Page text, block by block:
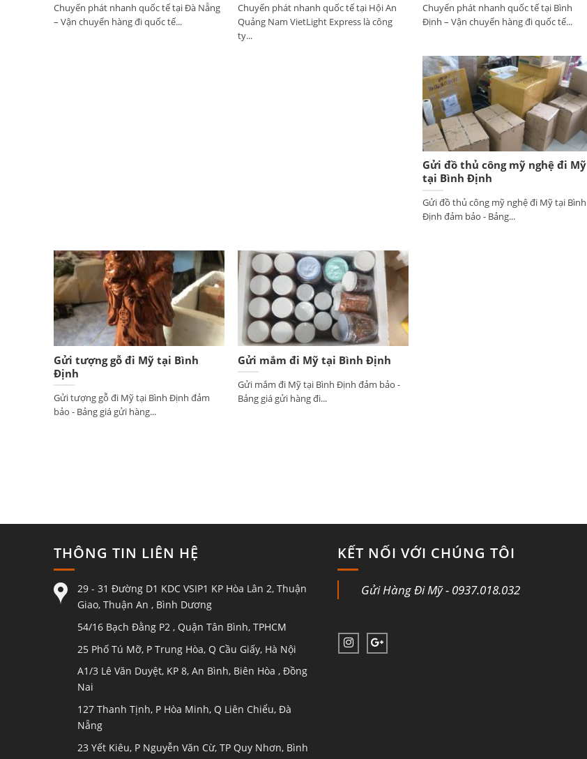
Chuyển phát nhanh quốc tế tại Đà Nẵng
– Vận chuyển hàng đi quốc tế...
Chuyển phát nhanh quốc tế tại Hội An
Quảng Nam VietLight Express là công
ty...
Chuyển phát nhanh quốc tế tại Bình
Định – Vận chuyển hàng đi quốc tế...
Gửi đồ thủ công mỹ nghệ đi Mỹ
tại Bình Định
Gửi đồ thủ công mỹ nghệ đi Mỹ tại Bình
Định đảm bảo - Bảng...
Gửi tượng gỗ đi Mỹ tại Bình
Định
Gửi tượng gỗ đi Mỹ tại Bình Định đảm
bảo - Bảng giá gửi hàng...
Gửi mắm đi Mỹ tại Bình Định
Gửi mắm đi Mỹ tại Bình Định đảm bảo -
Bảng giá gửi hàng đi...
THÔNG TIN LIÊN HỆ
29 - 31 Đường D1 KDC VSIP1 KP Hòa Lân 2, Thuận
Giao, Thuận An , Bình Dương
54/16 Bạch Đằng P2 , Quận Tân Bình, TPHCM
25 Phố Tú Mỡ, P Trung Hòa, Q Cầu Giấy, Hà Nội
A1/3 Lê Văn Duyệt, KP 8, An Bình, Biên Hòa , Đồng
Nai
127 Thanh Tịnh, P Hòa Minh, Q Liên Chiểu, Đà
Nẵng
23 Yết Kiêu, P Nguyễn Văn Cừ, TP Quy Nhơn, Bình
KẾT NỐI VỚI CHÚNG TÔI
Gửi Hàng Đi Mỹ - 0937.018.032